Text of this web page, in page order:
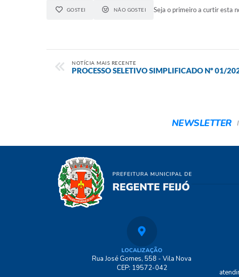
GOSTEI NÃO GOSTEI Seja o primeiro a curtir esta
NOTÍCIA MAIS RECENTE
PROCESSO SELETIVO SIMPLIFICADO Nº 01/
NEWSLETTER
LOCALIZAÇÃO
Rua José Gomes, 558 - Vila Nova
CEP: 19572-042